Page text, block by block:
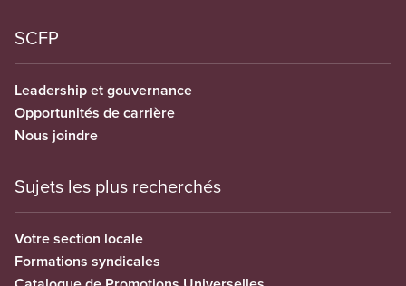
SCFP
Leadership et gouvernance
Opportunités de carrière
Nous joindre
Sujets les plus recherchés
Votre section locale
Formations syndicales